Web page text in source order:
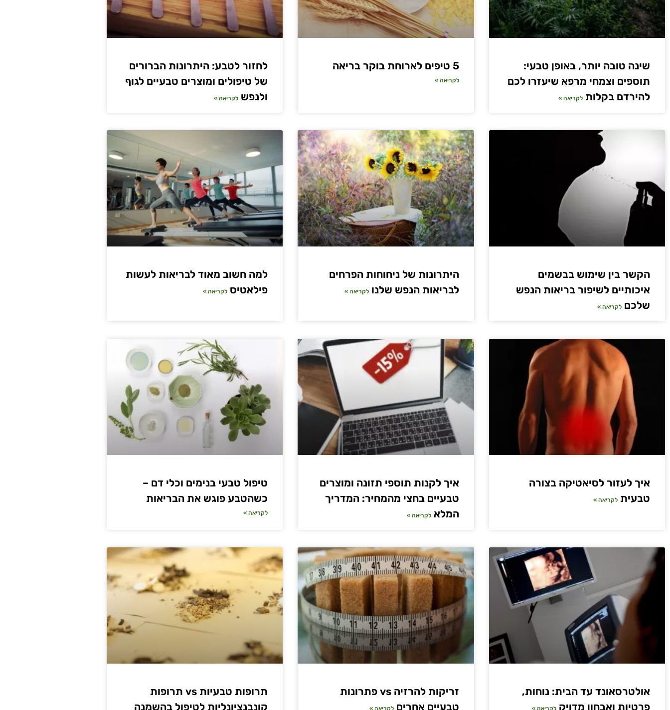
שינה טובה יותר, באופן טבעי:
תוספים וצמחי מרפא שיעזרו לכם
להירדם בקלות לקריאה »
5 טיפים לארוחת בוקר בריאה
לקריאה »
לחזור לטבע: היתרונות הברורים
של טיפולים ומוצרים טבעיים לגוף
ולנפש לקריאה »
הקשר בין שימוש בבשמים
איכותיים לשיפור בריאות הנפש
שלכם לקריאה »
היתרונות של ניחוחות הפרחים
לבריאות הנפש שלנולקריאה »
למה חשוב מאוד לבריאות לעשות
פילאטיס לקריאה »
איך לעזור לסיאטיקה בצורה
טבעית לקריאה »
איך לקנות תוספי תזונה ומוצרים
טבעיים בחצי מהמחיר: המדריך
המלאלקריאה »
טיפול טבעי בנימים וכלי דם –
כשהטבע פוגש את הבריאות
לקריאה »
אולטרסאונד עד הבית: נוחות,
פרטיות ואבחון מדויק
זריקות להרזיה vs פתרונות
טבעיים אחרים
תרופות טבעיות vs תרופות
קונבנציונליות לטיפול בהשמנה